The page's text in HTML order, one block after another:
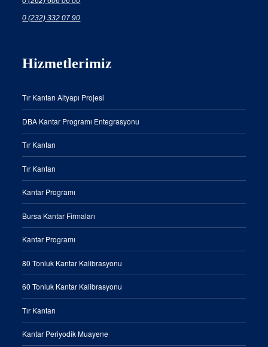
0 (232) 332 07 90
Hizmetlerimiz
Tır Kantarı Altyapı Projesi
DBA Kantar Programı Entegrasyonu
Tır Kantarı
Tır Kantarı
Kantar Programı
Bursa Kantar Firmaları
Kantar Programı
80 Tonluk Kantar Kalibrasyonu
60 Tonluk Kantar Kalibrasyonu
Tır Kantarı
Kantar Periyodik Muayene